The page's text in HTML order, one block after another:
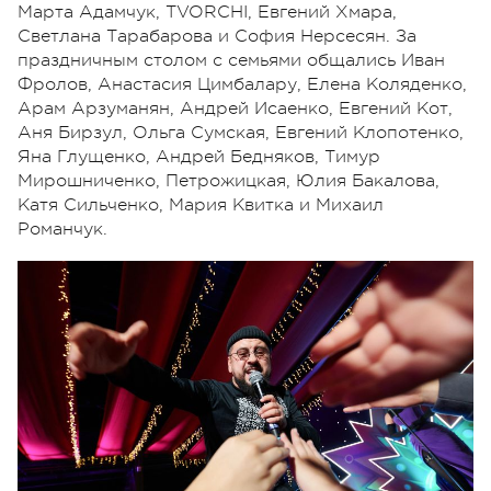
Марта Адамчук, TVORCHI, Евгений Хмара,
Светлана Тарабарова и София Нерсесян. За
праздничным столом с семьями общались Иван
Фролов, Анастасия Цимбалару, Елена Коляденко,
Арам Арзуманян, Андрей Исаенко, Евгений Кот,
Аня Бирзул, Ольга Сумская, Евгений Клопотенко,
Яна Глущенко, Андрей Бедняков, Тимур
Мирошниченко, Петрожицкая, Юлия Бакалова,
Катя Сильченко, Мария Квитка и Михаил
Романчук.